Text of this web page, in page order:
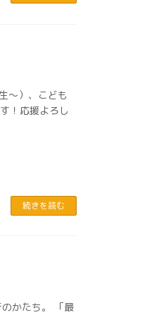
〜）、こども
！応援よろし
続きを読む
かたち。 「最